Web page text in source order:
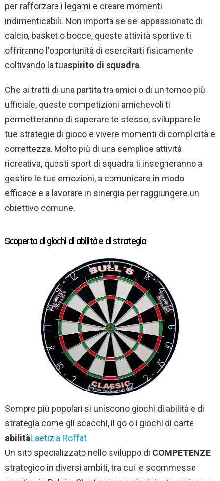
per rafforzare i legami e creare momenti
indimenticabili. Non importa se sei appassionato di
calcio, basket o bocce, queste attività sportive ti
offriranno l'opportunità di esercitarti fisicamente
coltivando la tuaspirito di squadra.
Che si tratti di una partita tra amici o di un torneo più
ufficiale, queste competizioni amichevoli ti
permetteranno di superare te stesso, sviluppare le
tue strategie di gioco e vivere momenti di complicità e
correttezza. Molto più di una semplice attività
ricreativa, questi sport di squadra ti insegneranno a
gestire le tue emozioni, a comunicare in modo
efficace e a lavorare in sinergia per raggiungere un
obiettivo comune.
Scoperta di giochi di abilità e di strategia
Sempre più popolari si uniscono giochi di abilità e di
strategia come gli scacchi, il go o i giochi di carte
abilitàLaetizia Roffat
Un sito specializzato nello sviluppo di COMPETENZE
strategico in diversi ambiti, tra cui le scommesse